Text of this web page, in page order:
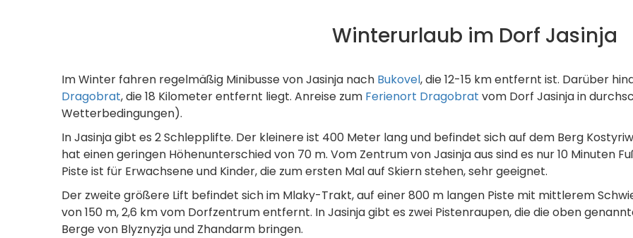
Winterurlaub im Dorf Jasinja
Im Winter fahren regelmäßig Minibusse von Jasinja nach Bukovel, die 12-15 km entfernt ist. Darüber
Dragobrat, die 18 Kilometer entfernt liegt. Anreise zum Ferienort Dragobrat vom Dorf Jasinja in
Wetterbedingungen).
In Jasinja gibt es 2 Schlepplifte. Der kleinere ist 400 Meter lang und befindet sich auf dem Berg
hat einen geringen Höhenunterschied von 70 m. Vom Zentrum von Jasinja aus sind es nur 10 Minuten
Piste ist für Erwachsene und Kinder, die zum ersten Mal auf Skiern stehen, sehr geeignet.
Der zweite größere Lift befindet sich im Mlaky-Trakt, auf einer 800 m langen Piste mit mittlerem
von 150 m, 2,6 km vom Dorfzentrum entfernt. In Jasinja gibt es zwei Pistenraupen, die die oben
Berge von Blyznyzja und Zhandarm bringen.